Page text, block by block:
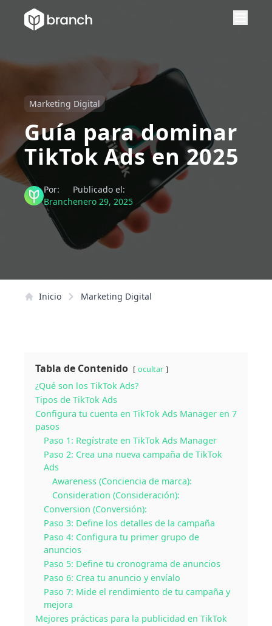
Marketing Digital
Guía para dominar
TikTok Ads en 2025
Por:
Branch
Publicado el:
enero 29, 2025
Inicio Marketing Digital
Tabla de Contenido ocultar
¿Qué son los TikTok Ads?
Tipos de TikTok Ads
Configura tu cuenta en TikTok Ads Manager en 7
pasos
Paso 1: Regístrate en TikTok Ads Manager
Paso 2: Crea una nueva campaña de TikTok
Ads
Awareness (Conciencia de marca):
Consideration (Consideración):
Conversion (Conversión):
Paso 3: Define los detalles de la campaña
Paso 4: Configura tu primer grupo de
anuncios
Paso 5: Define tu cronograma de anuncios
Paso 6: Crea tu anuncio y envíalo
Paso 7: Mide el rendimiento de tu campaña y
mejora
Mejores prácticas para la publicidad en TikTok